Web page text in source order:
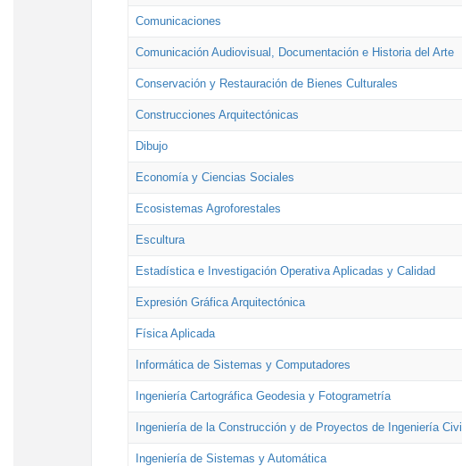
Comunicaciones
Comunicación Audiovisual, Documentación e Historia del Arte
Conservación y Restauración de Bienes Culturales
Construcciones Arquitectónicas
Dibujo
Economía y Ciencias Sociales
Ecosistemas Agroforestales
Escultura
Estadística e Investigación Operativa Aplicadas y Calidad
Expresión Gráfica Arquitectónica
Física Aplicada
Informática de Sistemas y Computadores
Ingeniería Cartográfica Geodesia y Fotogrametría
Ingeniería de la Construcción y de Proyectos de Ingeniería Civil
Ingeniería de Sistemas y Automática